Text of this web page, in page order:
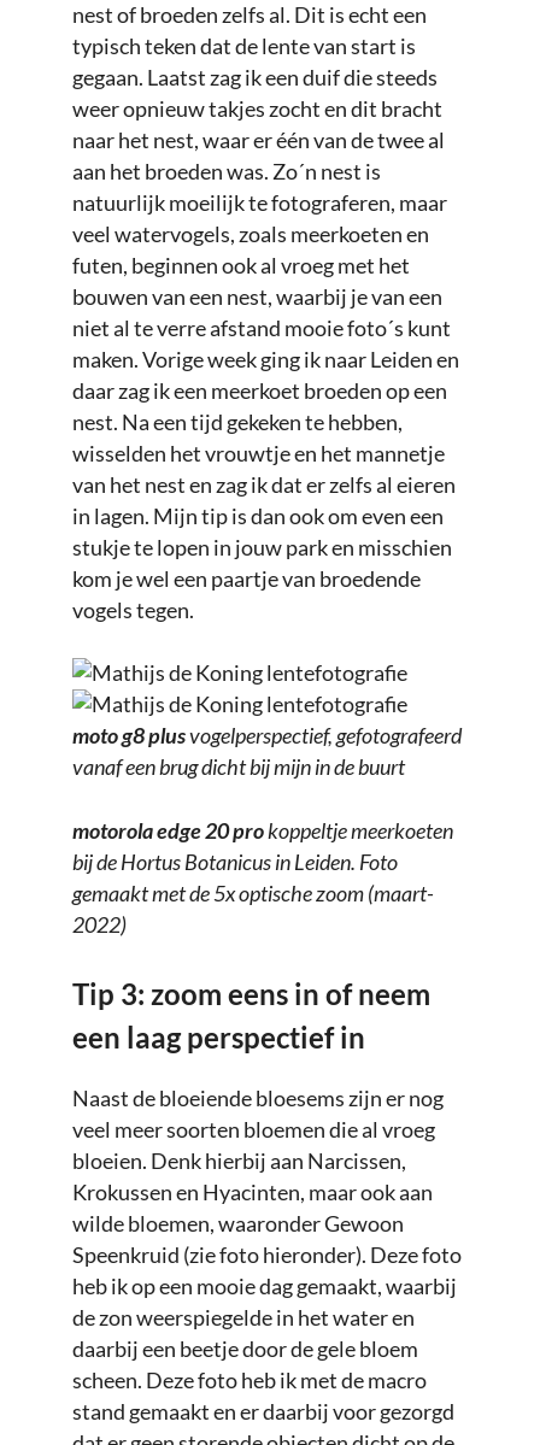
nest of broeden zelfs al. Dit is echt een
typisch teken dat de lente van start is
gegaan. Laatst zag ik een duif die steeds
weer opnieuw takjes zocht en dit bracht
naar het nest, waar er één van de twee al
aan het broeden was. Zo´n nest is
natuurlijk moeilijk te fotograferen, maar
veel watervogels, zoals meerkoeten en
futen, beginnen ook al vroeg met het
bouwen van een nest, waarbij je van een
niet al te verre afstand mooie foto´s kunt
maken. Vorige week ging ik naar Leiden en
daar zag ik een meerkoet broeden op een
nest. Na een tijd gekeken te hebben,
wisselden het vrouwtje en het mannetje
van het nest en zag ik dat er zelfs al eieren
in lagen. Mijn tip is dan ook om even een
stukje te lopen in jouw park en misschien
kom je wel een paartje van broedende
vogels tegen.
moto g8 plusvogelperspectief, gefotografeerd
vanaf een brug dicht bij mijn in de buurt
motorola edge 20 prokoppeltje meerkoeten
bij de Hortus Botanicus in Leiden. Foto
gemaakt met de 5x optische zoom (maart-
2022)
Tip 3: zoom eens in of neem
een laag perspectief in
Naast de bloeiende bloesems zijn er nog
veel meer soorten bloemen die al vroeg
bloeien. Denk hierbij aan Narcissen,
Krokussen en Hyacinten, maar ook aan
wilde bloemen, waaronder Gewoon
Speenkruid (zie foto hieronder). Deze foto
heb ik op een mooie dag gemaakt, waarbij
de zon weerspiegelde in het water en
daarbij een beetje door de gele bloem
scheen. Deze foto heb ik met de macro
stand gemaakt en er daarbij voor gezorgd